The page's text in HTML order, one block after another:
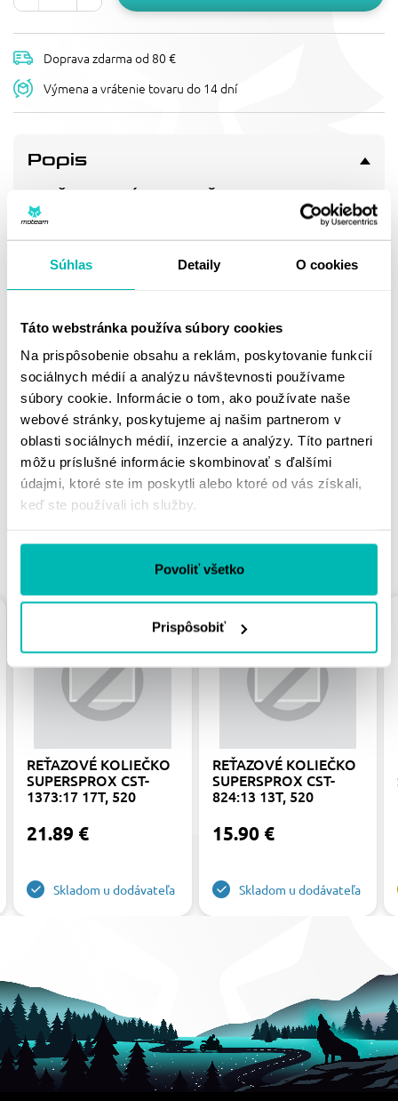
Súhlas Detaily O cookies
Táto webstránka používa súbory cookies
Na prispôsobenie obsahu a reklám, poskytovanie funkcií
sociálnych médií a analýzu návštevnosti používame
súbory cookie. Informácie o tom, ako používate naše
webové stránky, poskytujeme aj našim partnerom v
oblasti sociálnych médií, inzercie a analýzy. Títo partneri
môžu príslušné informácie skombinovať s ďalšími
údajmi, ktoré ste im poskytli alebo ktoré od vás získali,
keď ste používali ich služby.
Povoliť všetko
Prispôsobiť
Doprava zdarma od 80 €
Výmena a vrátenie tovaru do 14 dní
Popis
REŤAZOVÉ KOLIEČKO
SUPERSPROX CST-823:13 13T,
Doprava a vrátenie
MOHLO BY SA VÁM
PÁČIŤ
PODOBNÉ PRODUKTY
REŤAZOVÉ KOLIEČKO
SUPERSPROX CST-
1373:17 17T, 520
21.89 €
Skladom u dodávateľa
REŤAZOVÉ KOLIEČKO
SUPERSPROX CST-
824:13 13T, 520
15.90 €
Skladom u dodávateľa